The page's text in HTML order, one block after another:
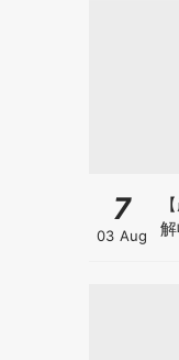
7
03 Aug